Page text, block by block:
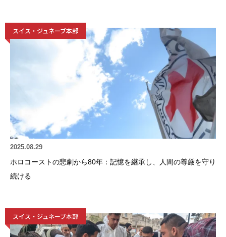
スイス・ジュネーブ本部
2025.08.29
ホロコーストの悲劇から80年：記憶を継承し、人間の尊厳を守り
続ける
スイス・ジュネーブ本部